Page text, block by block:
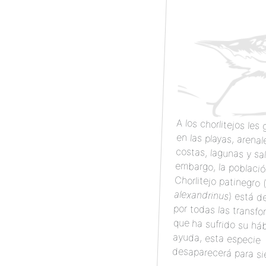
A los chorlitejos les
en las playas,
costas, lagunas y
embargo, la
Chorlitejo patinegro (
alexandrinus) está
por todas
que ha
ayuda,
desaparecerá para